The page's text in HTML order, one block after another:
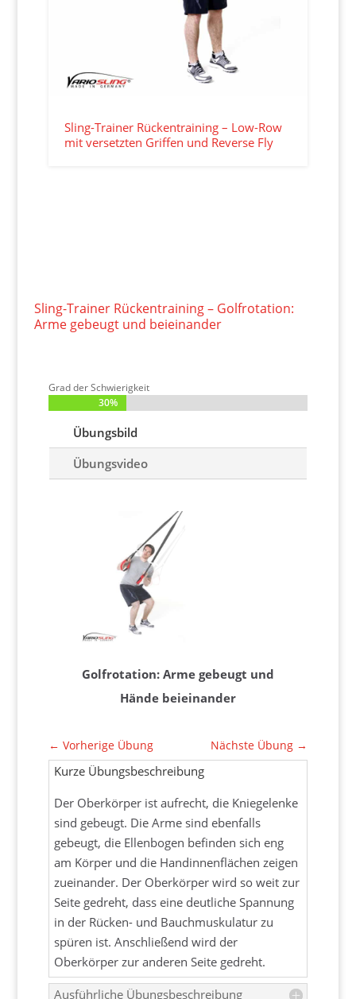
Sling-Trainer Rückentraining – Low-Row
mit versetzten Griffen und Reverse Fly
Sling-Trainer Rückentraining – Golfrotation:
Arme gebeugt und beieinander
Grad der Schwierigkeit
30%
30%
Übungsbild
Übungsvideo
Golfrotation: Arme gebeugt und
Hände beieinander
← Vorherige Übung Nächste Übung →
Kurze Übungsbeschreibung
Der Oberkörper ist aufrecht, die Kniegelenke
sind gebeugt. Die Arme sind ebenfalls
gebeugt, die Ellenbogen befinden sich eng
am Körper und die Handinnenflächen zeigen
zueinander. Der Oberkörper wird so weit zur
Seite gedreht, dass eine deutliche Spannung
in der Rücken- und Bauchmuskulatur zu
spüren ist. Anschließend wird der
Oberkörper zur anderen Seite gedreht.
Ausführliche Übungsbeschreibung